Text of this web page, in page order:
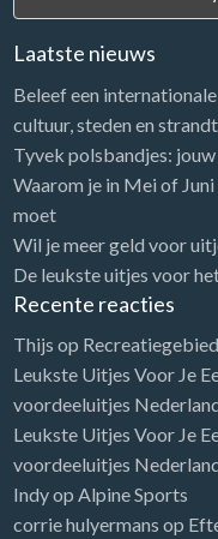
Laatste nieuws
Beleef een
cultuur, steden en
Tyvek polsbandjes:
Waarom je in Mei of
moet
Wil je meer geld voor
De leukste uitjes voor
Recente reacties
Thijs op
Leukste Uitjes Voor Je
voordeeluitjes
Leukste Uitjes Voor Je
voordeeluitjes
Indyop Alpine Sports
corrie hulyermans op